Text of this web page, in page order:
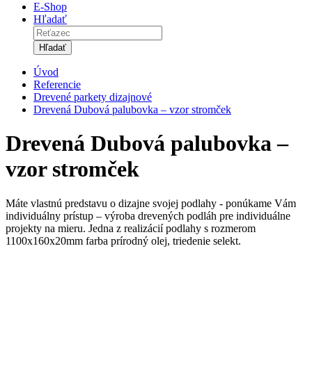
E-Shop
Hľadať
Úvod
Referencie
Drevené parkety dizajnové
Drevená Dubová palubovka – vzor stromček
Drevená Dubová palubovka –
vzor stromček
Máte vlastnú predstavu o dizajne svojej podlahy - ponúkame Vám
individuálny prístup – výroba drevených podláh pre individuálne
projekty na mieru. Jedna z realizácií podlahy s rozmerom
1100x160x20mm farba prírodný olej, triedenie selekt.